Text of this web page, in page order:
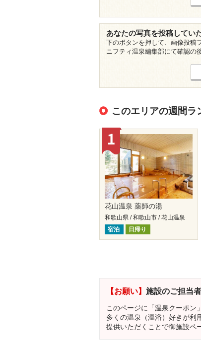
あなたの写真を投稿してい
下のボタンを押して、画像投稿
ニフティ温泉編集部にて確認の
このエリアの週間ラ
花山温泉 薬師の湯
和歌山県 / 和歌山市 / 花山温泉
宿泊
日帰り
【お願い】 施設のご担当
このページに「温泉クーポン
多くの温泉（温浴）好きが利
提供いただくことで御施設ペ